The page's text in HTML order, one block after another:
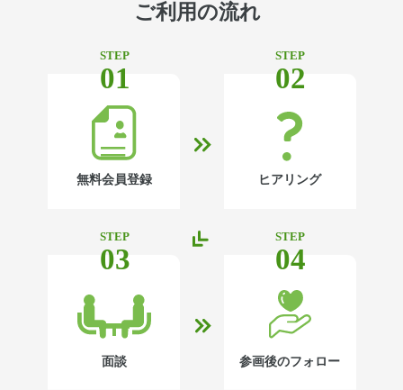
ご利用の流れ
ヒアリング
STEP
02
無料会員登録
STEP
01
参画後のフォロー
STEP
04
面談
STEP
03